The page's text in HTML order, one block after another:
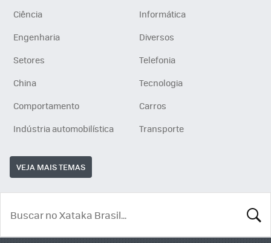
Ciência
Informática
Engenharia
Diversos
Setores
Telefonia
China
Tecnologia
Comportamento
Carros
Indústria automobilística
Transporte
VEJA MAIS TEMAS